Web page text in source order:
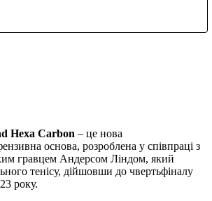
Hexa Carbon – це нова
основа, розроблена у співпраці з
гравцем Андерсом Ліндом, який
тенісу, дійшовши до чвертьфіналу
року.